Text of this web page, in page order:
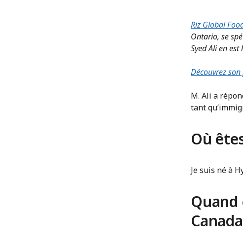
Riz Global
Ontario, se
Syed Ali en est
Découvrez
M. Ali a
tant
Où
Je suis né à